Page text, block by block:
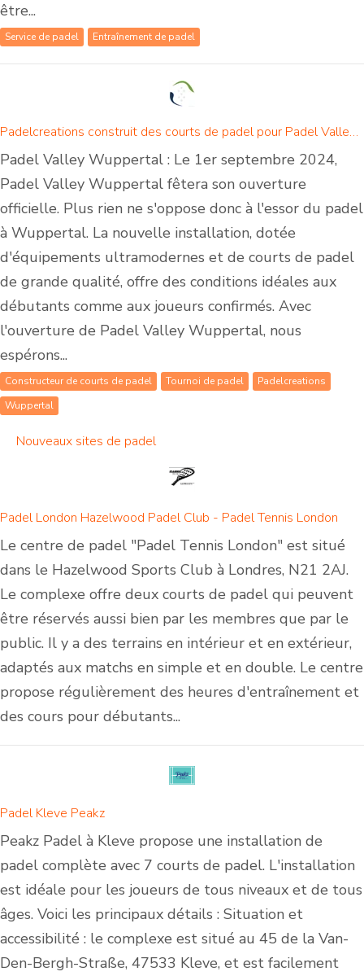
être...
Service de padel Entraînement de padel
Padelcreations construit des courts de padel pour Padel Valley Wuppertal - Ouverture le 1er septembre 2024
Padel Valley Wuppertal : Le 1er septembre 2024,
Padel Valley Wuppertal fêtera son ouverture
officielle. Plus rien ne s'oppose donc à l'essor du padel
à Wuppertal. La nouvelle installation, dotée
d'équipements ultramodernes et de courts de padel
de grande qualité, offre des conditions idéales aux
débutants comme aux joueurs confirmés. Avec
l'ouverture de Padel Valley Wuppertal, nous
espérons...
Constructeur de courts de padel Tournoi de padel
Padelcreations
Wuppertal
Nouveaux sites de padel
Padel London Hazelwood Padel Club - Padel Tennis London
Le centre de padel "Padel Tennis London" est situé
dans le Hazelwood Sports Club à Londres, N21 2AJ.
Le complexe offre deux courts de padel qui peuvent
être réservés aussi bien par les membres que par le
public. Il y a des terrains en intérieur et en extérieur,
adaptés aux matchs en simple et en double. Le centre
propose régulièrement des heures d'entraînement et
des cours pour débutants...
Padel Kleve Peakz
Peakz Padel à Kleve propose une installation de
padel complète avec 7 courts de padel. L'installation
est idéale pour les joueurs de tous niveaux et de tous
âges. Voici les principaux détails : Situation et
accessibilité : le complexe est situé au 45 de la Van-
Den-Bergh-Straße, 47533 Kleve, et est facilement